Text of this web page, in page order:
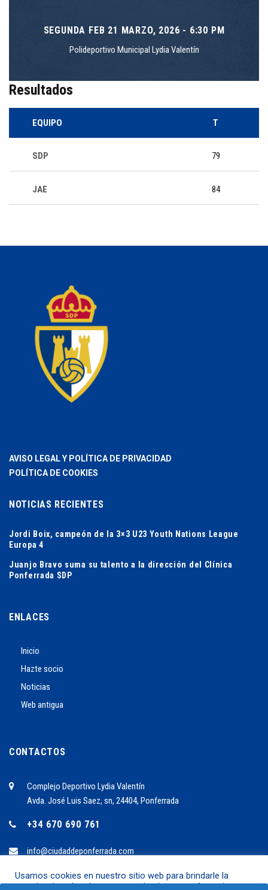
SEGUNDA FEB 21 MARZO, 2026 - 6:30 PM
Polideportivo Municipal Lydia Valentín
Resultados
EQUIPO T
SDP 79
JAE 84
AVISO LEGAL Y POLÍTICA DE PRIVACIDAD
POLÍTICA DE COOKIES
NOTICIAS RECIENTES
Jordi Boix, campeón de la 3×3 U23 Youth Nations League
Europa 4
Juanjo Bravo suma su talento a la dirección del Clínica
Ponferrada SDP
ENLACES
Inicio
Hazte socio
Noticias
Web antigua
CONTACTOS
Complejo Deportivo Lydia Valentín
Avda. José Luis Saez, sn, 24404, Ponferrada
+34 670 690 761
info@ciudaddeponferrada.com
Usamos cookies en nuestro sitio web para brindarle la
experiencia más relevante recordando sus preferencias y